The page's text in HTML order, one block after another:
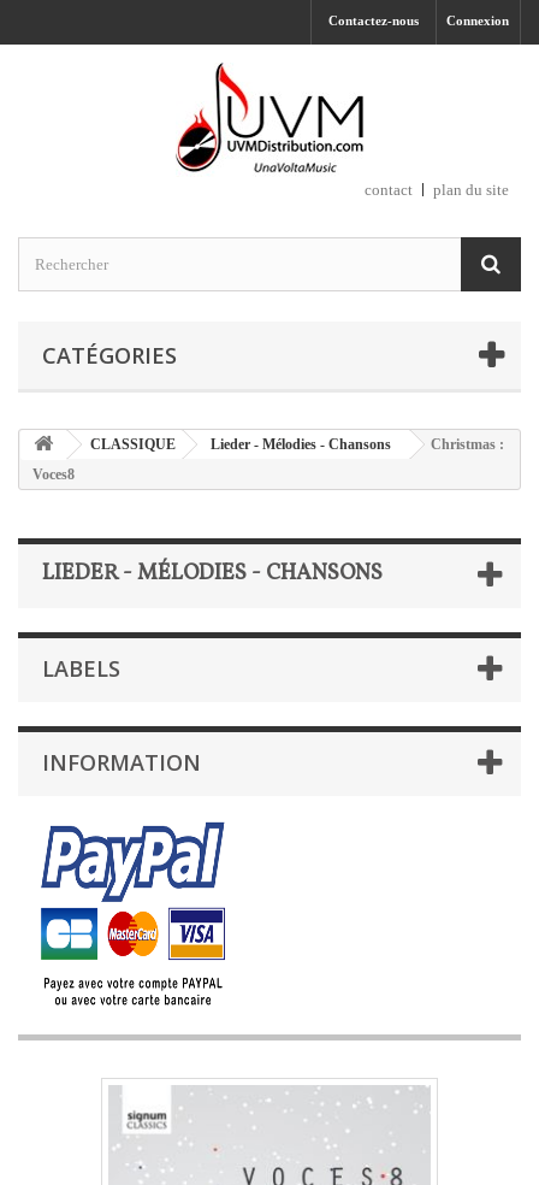
Connexion
Contactez-nous
contact plan du site
CATÉGORIES
CLASSIQUE Lieder - Mélodies - Chansons
Christmas :
Voces8
LIEDER - MÉLODIES - CHANSONS
LABELS
INFORMATION